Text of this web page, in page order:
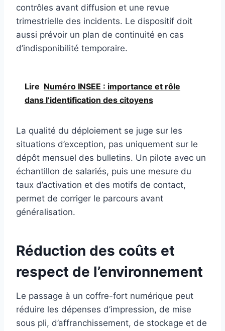
contrôles avant diffusion et une revue
trimestrielle des incidents. Le dispositif doit
aussi prévoir un plan de continuité en cas
d’indisponibilité temporaire.
Lire Numéro INSEE : importance et rôle
dans l’identification des citoyens
La qualité du déploiement se juge sur les
situations d’exception, pas uniquement sur le
dépôt mensuel des bulletins. Un pilote avec un
échantillon de salariés, puis une mesure du
taux d’activation et des motifs de contact,
permet de corriger le parcours avant
généralisation.
Réduction des coûts et
respect de l’environnement
Le passage à un coffre-fort numérique peut
réduire les dépenses d’impression, de mise
sous pli, d’affranchissement, de stockage et de